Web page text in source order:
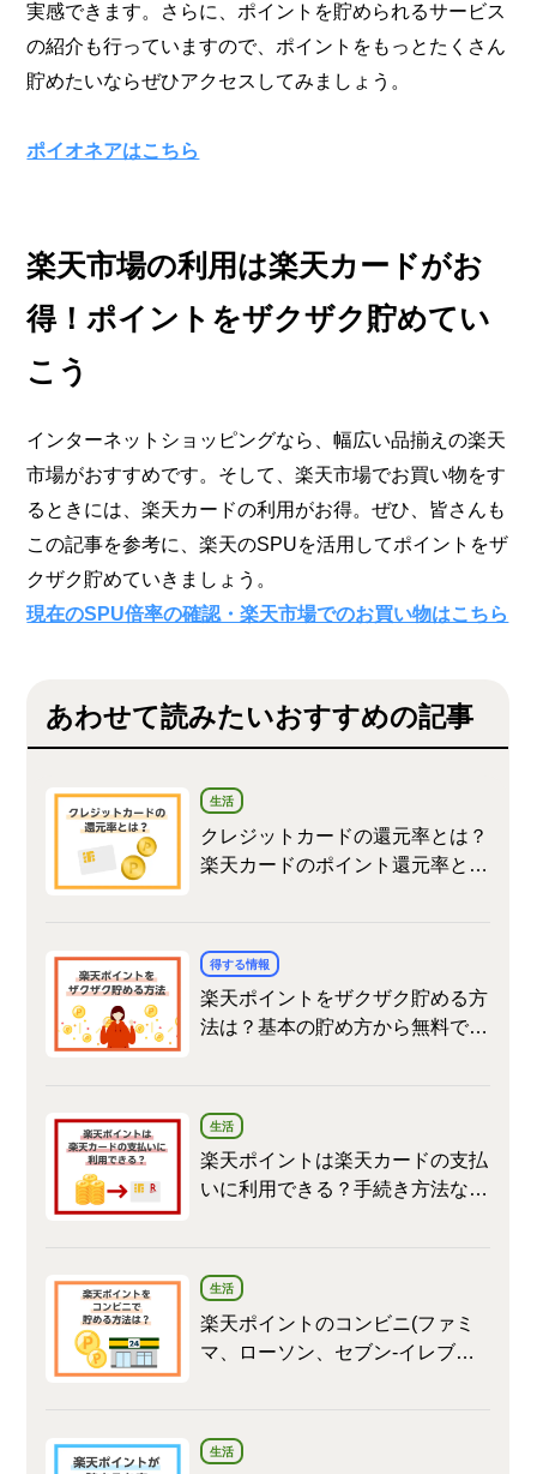
実感できます。さらに、ポイントを貯められるサービス
の紹介も行っていますので、ポイントをもっとたくさん
貯めたいならぜひアクセスしてみましょう。
ポイオネアはこちら
楽天市場の利用は楽天カードがお
得！ポイントをザクザク貯めてい
こう
インターネットショッピングなら、幅広い品揃えの楽天
市場がおすすめです。そして、楽天市場でお買い物をす
るときには、楽天カードの利用がお得。ぜひ、皆さんも
この記事を参考に、楽天のSPUを活用してポイントをザ
クザク貯めていきましょう。
現在のSPU倍率の確認・楽天市場でのお買い物はこちら
あわせて読みたいおすすめの記事
生活
クレジットカードの還元率とは？
楽天カードのポイント還元率とお
得する情報
楽天ポイントをザクザク貯める方
法は？基本の貯め方から無料でコ
生活
楽天ポイントは楽天カードの支払
いに利用できる？手続き方法など
生活
楽天ポイントのコンビニ(ファミ
マ、ローソン、セブン‐イレブン)
生活